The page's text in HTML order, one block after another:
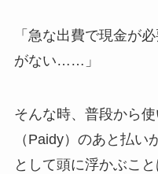
「急な出費で現金が
がない……」
そんな時、普段から
（Paidy）のあと払
として頭に浮かぶこ